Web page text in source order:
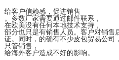
给客户信赖感，促进销售
。多数厂家需要通过邮件联系，
在欧美没有任何本地技术支持，
部分也只是有销售人员。客户对销售
证。同时，的确有不少皮包贸易公司，
只管销售，
给海外客户造成不好的影响。